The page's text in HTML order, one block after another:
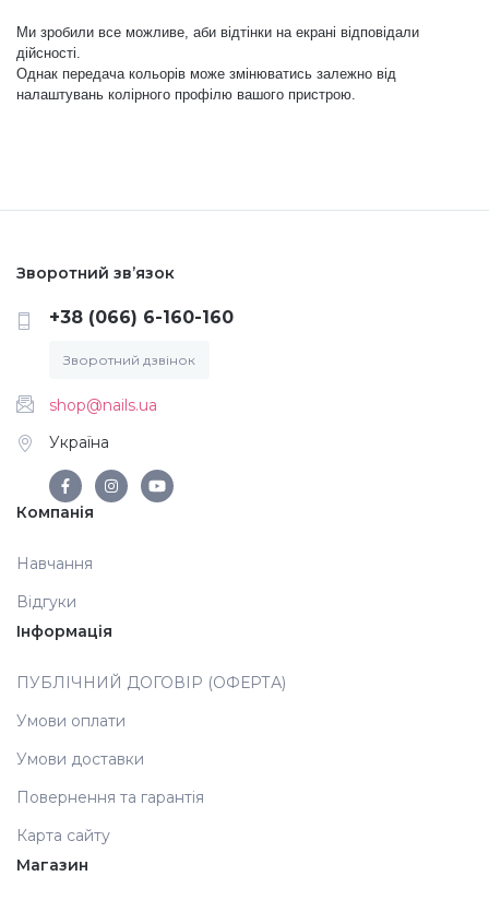
Ми зробили все можливе, аби відтінки на екрані відповідали
дійсності.
Однак передача кольорів може змінюватись залежно від
налаштувань колірного профілю вашого пристрою.
Зворотний зв’язок
+38 (066) 6-160-160
Зворотний дзвінок
shop@nails.ua
Україна
Компанія
Навчання
Відгуки
Інформація
ПУБЛІЧНИЙ ДОГОВІР (ОФЕРТА)
Умови оплати
Умови доставки
Повернення та гарантія
Карта сайту
Магазин